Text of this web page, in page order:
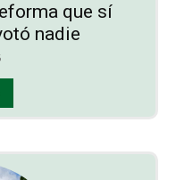
que sí
nadie